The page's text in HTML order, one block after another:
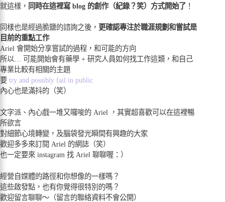
就這樣， 同時在這裡寫 blog 的創作（紀錄？笑）方式開始了 ！
同樣也是經過脆鹽的諮詢之後， 更確認專注於職涯規劃和嘗試是
目前的重點工作
Ariel 會開始分享嘗試的過程，和可能的方向
所以… 可能開始會有藥學 + 研究人員如何找工作這類，和自己
專業比較有相關的主題
要 try and possibly fail in public
內心也是滿抖的（笑）
文字派、內心戲一堆又囉唆的 Ariel ，其實超喜歡可以在這裡暢
所欲言
對細節心境轉變，及腦袋發光瞬間有興趣的大家
歡迎多多來訂閱 Ariel 的網誌（笑）
也一定要來 instagram 找 Ariel 聊聊喔：）
經營自媒體的路徑和你想像的一樣嗎？
這些啟發點，也有你覺得很特別的嗎？
歡迎留言聊聊～（留言的聯絡資料不會公開）